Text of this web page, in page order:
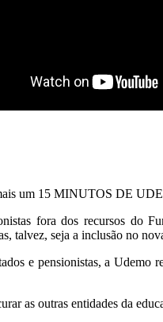
um 15 MINUTOS DE
fora dos recursos do
talvez, seja a inclusão no
e pensionistas, a
as outras entidades da